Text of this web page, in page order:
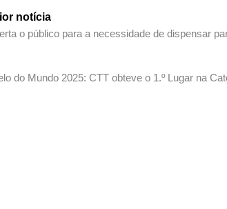
notícia
o público para a necessidade de dispensar
do Mundo 2025: CTT obteve o 1.º Lugar na